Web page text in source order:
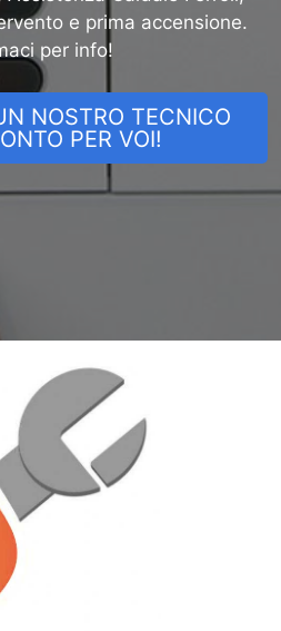
e prima accensione.
per info!
NOSTRO TECNICO
PER VOI!